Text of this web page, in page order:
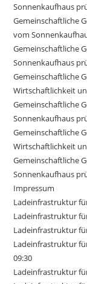
Sonnenkaufhaus
Gemeinschaftliche
vom
Gemeinschaftliche
Sonnenkaufhaus
Gemeinschaftliche
Wirtschaftlichkeit
Gemeinschaftliche
Sonnenkaufhaus
Gemeinschaftliche
Wirtschaftlichkeit
Gemeinschaftliche
Sonnenkaufhaus
Impressum
Ladeinfrastruktur
Ladeinfrastruktur
Ladeinfrastruktur
Ladeinfrastruktur
09:30
Ladeinfrastruktur